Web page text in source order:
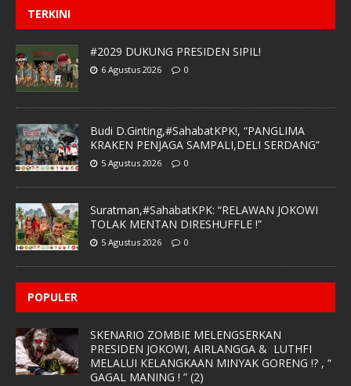
TERKINI
#2029 DUKUNG PRESIDEN SIPIL!
6 Agustus 2026 0
Budi D.Ginting,#SahabatKPK!, “PANGLIMA
KRAKEN PENJAGA SAMPALI,DELI SERDANG”
5 Agustus 2026 0
Suratman,#SahabatKPK: “RELAWAN JOKOWI
TOLAK MENTAN DIRESHUFFLE !”
5 Agustus 2026 0
POPULER
SKENARIO ZOMBIE MELENGSERKAN
PRESIDEN JOKOWI, AIRLANGGA & LUTHFI
MELALUI KELANGKAAN MINYAK GORENG !? , “
GAGAL MANING ! ” (2)